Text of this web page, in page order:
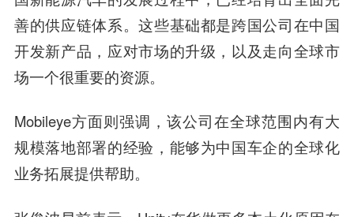
善的供应链体系。这些基础都是跨国公司在中国
开发新产品，应对市场的升级，以及走向全球市
场一个很重要的资源。
Mobileye方面则强调，该公司在全球范围内有大
规模落地部署的经验，能够为中国车企的全球化
业务拓展提供帮助。